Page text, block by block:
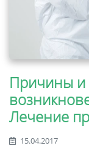
Причины и
Лечение
15.04.2017